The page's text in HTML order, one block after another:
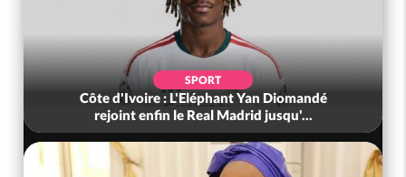
SPORT
Côte d'Ivoire : L'Eléphant Yan Diomandé
rejoint enfin le Real Madrid jusqu'...